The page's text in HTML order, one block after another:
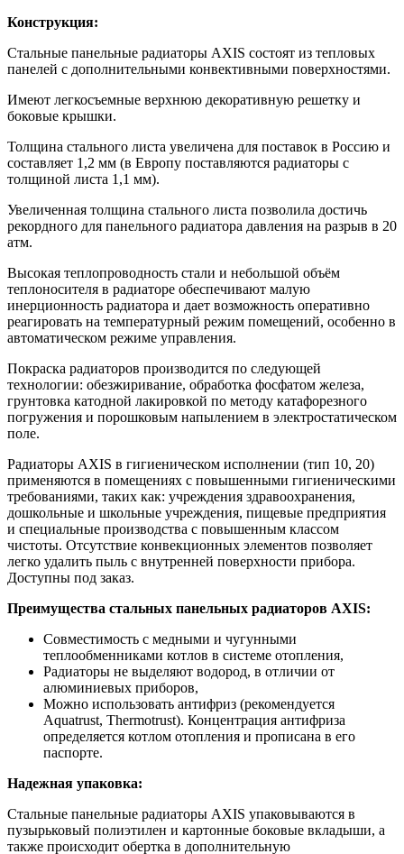
Конструкция:
Стальные панельные радиаторы AXIS состоят из тепловых
панелей с дополнительными конвективными поверхностями.
Имеют легкосъемные верхнюю декоративную решетку и
боковые крышки.
Толщина стального листа увеличена для поставок в Россию и
составляет 1,2 мм (в Европу поставляются радиаторы с
толщиной листа 1,1 мм).
Увеличенная толщина стального листа позволила достичь
рекордного для панельного радиатора давления на разрыв в 20
атм.
Высокая теплопроводность стали и небольшой объём
теплоносителя в радиаторе обеспечивают малую
инерционность радиатора и дает возможность оперативно
реагировать на температурный режим помещений, особенно в
автоматическом режиме управления.
Покраска радиаторов производится по следующей
технологии: обезжиривание, обработка фосфатом железа,
грунтовка катодной лакировкой по методу катафорезного
погружения и порошковым напылением в электростатическом
поле.
Радиаторы AXIS в гигиеническом исполнении (тип 10, 20)
применяются в помещениях с повышенными гигиеническими
требованиями, таких как: учреждения здравоохранения,
дошкольные и школьные учреждения, пищевые предприятия
и специальные производства с повышенным классом
чистоты. Отсутствие конвекционных элементов позволяет
легко удалить пыль с внутренней поверхности прибора.
Доступны под заказ.
Преимущества стальных панельных радиаторов AXIS:
Совместимость с медными и чугунными
теплообменниками котлов в системе отопления,
Радиаторы не выделяют водород, в отличии от
алюминиевых приборов,
Можно использовать антифриз (рекомендуется
Aquatrust, Thermotrust). Концентрация антифриза
определяется котлом отопления и прописана в его
паспорте.
Надежная упаковка:
Стальные панельные радиаторы AXIS упаковываются в
пузырьковый полиэтилен и картонные боковые вкладыши, а
также происходит обертка в дополнительную